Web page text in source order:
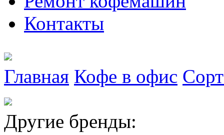
Контакты
Главная Кофе в офис
Другие бренды: